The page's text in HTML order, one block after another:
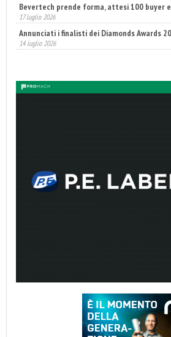
Bevertech prende forma, attesi 100 buyer
17 luglio 2026
Annunciati i finalisti dei Diamonds Awards
14 luglio 2026